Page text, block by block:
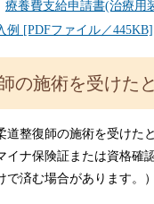
療養費支給申請書(治療用
例 [PDFファイル／445KB]
の施術を受けた
道整復師の施術を受けた
イナ保険証または資格確
済む場合があります。）